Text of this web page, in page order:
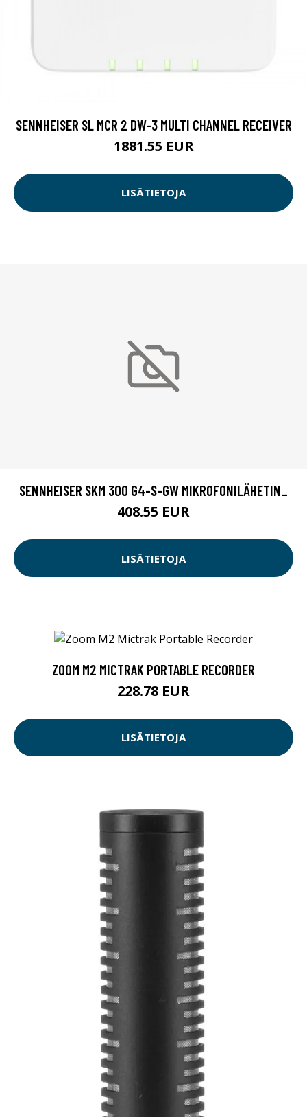
SENNHEISER SL MCR 2 DW-3 MULTI CHANNEL RECEIVER
1881.55 EUR
LISÄTIETOJA
SENNHEISER SKM 300 G4-S-GW MIKROFONILÄHETIN_
408.55 EUR
LISÄTIETOJA
ZOOM M2 MICTRAK PORTABLE RECORDER
228.78 EUR
LISÄTIETOJA